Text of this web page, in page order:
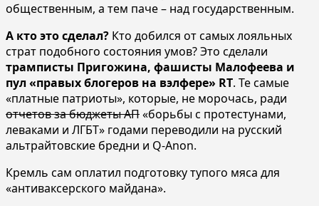
общественным, а тем паче – над государственным.
А кто это сделал? Кто добился от самых лояльных
страт подобного состояния умов? Это сделали
трамписты Пригожина, фашисты Малофеева и
пул «правых блогеров на вэлфере» RT. Те самые
«платные патриоты», которые, не морочась, ради
отчетов за бюджеты АП«борьбы с протестунами,
леваками и ЛГБТ» годами переводили на русский
альтрайтовские бредни и Q-Anon.
Кремль сам оплатил подготовку тупого мяса для
«антиваксерского майдана».